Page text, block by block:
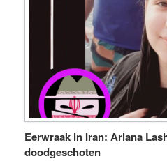
Eerwraak in Iran: Ariana
doodgeschoten